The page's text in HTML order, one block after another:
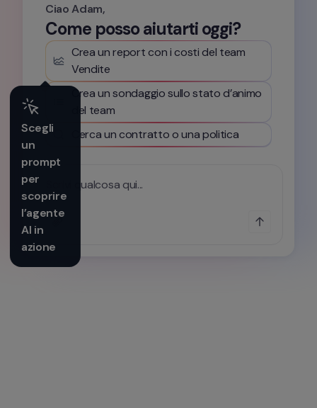
Ciao Adam,
Come posso aiutarti oggi?
Scegli
un
prompt
per
scoprire
l’agente
AI in
azione
Crea un report con i costi del team
Vendite
Crea un sondaggio sullo stato d’animo
del team
Cerca un contratto o una politica
Scrivi qualcosa qui...